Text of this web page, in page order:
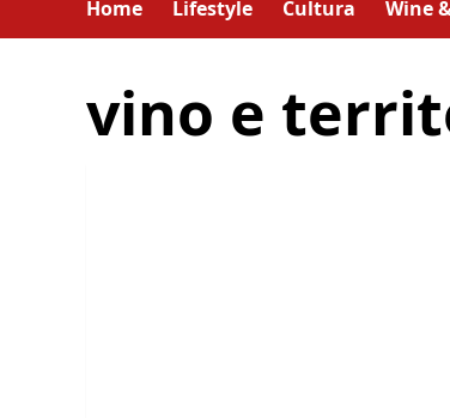
Home Lifestyle Cultura Wine
vino e